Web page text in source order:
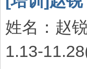
姓名：赵
1.13-